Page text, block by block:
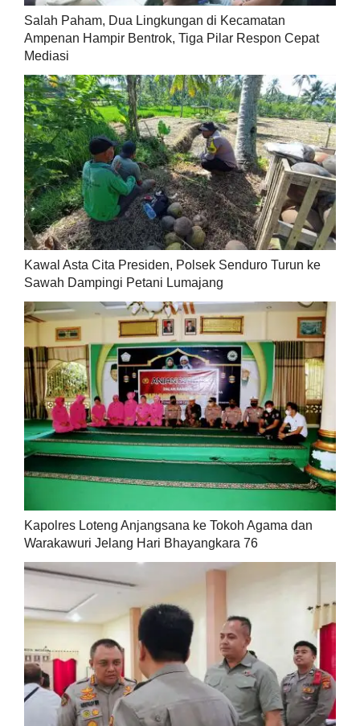
Salah Paham, Dua Lingkungan di Kecamatan
Ampenan Hampir Bentrok, Tiga Pilar Respon Cepat
Mediasi
Kawal Asta Cita Presiden, Polsek Senduro Turun ke
Sawah Dampingi Petani Lumajang
Kapolres Loteng Anjangsana ke Tokoh Agama dan
Warakawuri Jelang Hari Bhayangkara 76